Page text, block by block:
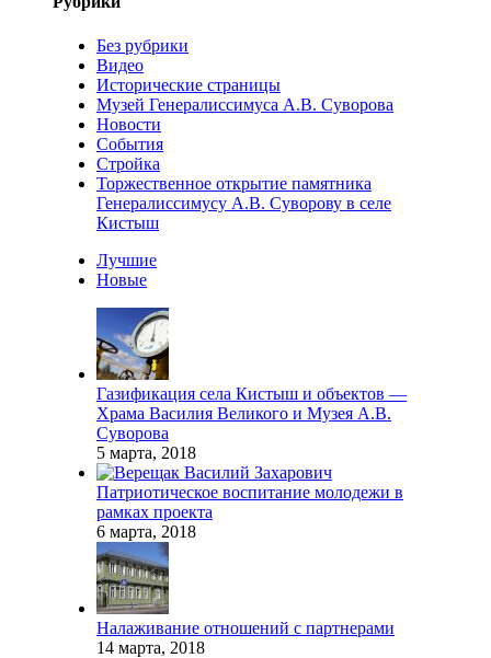
Без рубрики
Видео
Исторические страницы
Музей Генералиссимуса А.В. Суворова
Новости
События
Стройка
Торжественное открытие памятника
Генералиссимусу А.В. Суворову в селе
Кистыш
Лучшие
Новые
Газификация села Кистыш и объектов —
Храма Василия Великого и Музея А.В.
Суворова
5 марта, 2018
Патриотическое воспитание молодежи в
рамках проекта
6 марта, 2018
Налаживание отношений с партнерами
14 марта, 2018